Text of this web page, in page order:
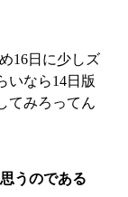
16日に少しズ
いなら14日版
てみろってん
うのである